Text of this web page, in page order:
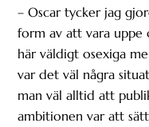
– Oscar tycker jag
form av att vara uppe
här väldigt osexiga
var det väl några
man väl alltid att
ambitionen var att